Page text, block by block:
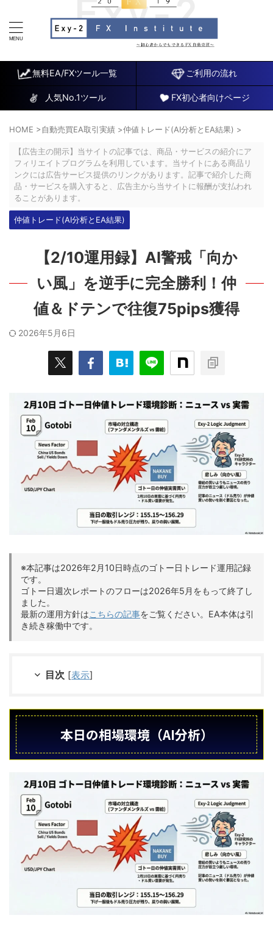
無料EA/FXツール一覧 ご利用の流れ
人気No.1ツール FX初心者向けページ
HOME >自動売買EA取引実績 >仲値トレード(AI分析とEA結果) >
【広告主の開示】当サイトの記事では、商品・サービスの紹介にア
フィリエイトプログラムを利用しています。当サイトにある商品リ
ンクには広告サービス提供のリンクがあります。記事で紹介した商
品・サービスを購入すると、広告主から当サイトに報酬が支払われ
ることがあります。
仲値トレード(AI分析とEA結果)
【2/10運用録】AI警戒「向か
い風」を逆手に完全勝利！仲
値＆ドテンで往復75pips獲得
2026年5月6日
※本記事は2026年2月10日時点のゴトー日トレード運用記録
です。
ゴトー日週次レポートのフローは2026年5月をもって終了し
ました。
最新の運用方針はこちらの記事をご覧ください。EA本体は引
き続き稼働中です。
目次 [表示]
本日の相場環境（AI分析）